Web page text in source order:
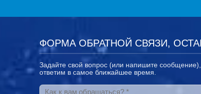
ФОРМА ОБРАТНОЙ СВЯЗИ,
Задайте свой вопрос (или напишите
ответим в самое ближайшее время.
Как к вам обращаться?*